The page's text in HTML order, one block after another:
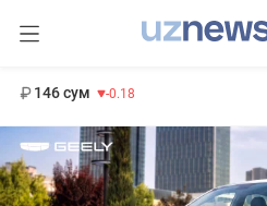
146 сум -0.18